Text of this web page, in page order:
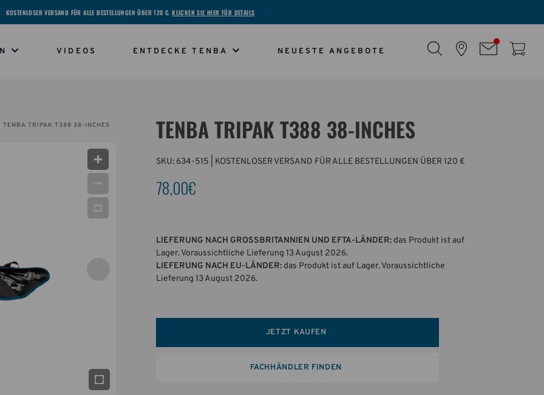
KOSTENLOSER VERSAND FÜR ALLE BESTELLUNGEN ÜBER 120 €.KLICKEN SIE HIER FÜR DETAILS
VIDEOS ENTDECKE TENBA NEUESTE ANGEBOTE
TENBA TRIPAK T388 38-INCHES
SKU: 634-515 | KOSTENLOSER VERSAND FÜR ALLE BESTELLUNGEN ÜBER 120 €
78,00€
LIEFERUNG NACH GROSSBRITANNIEN UND EFTA-LÄNDER:das Produkt ist auf
Lager. Voraussichtliche Lieferung 13 August 2026.
LIEFERUNG NACH EU-LÄNDER:das Produkt ist auf Lager. Voraussichtliche
Lieferung 13 August 2026.
JETZT KAUFEN
FACHHÄNDLER FINDEN
TENBA TRIPAK T388 38-INCHES